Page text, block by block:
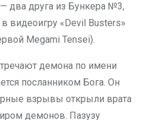
два друга из Бункера №3,
видеоигру «Devil Busters»
Megami Tensei).
демона по имени
посланником Бога. Он
взрывы открыли врата
демонов. Пазузу